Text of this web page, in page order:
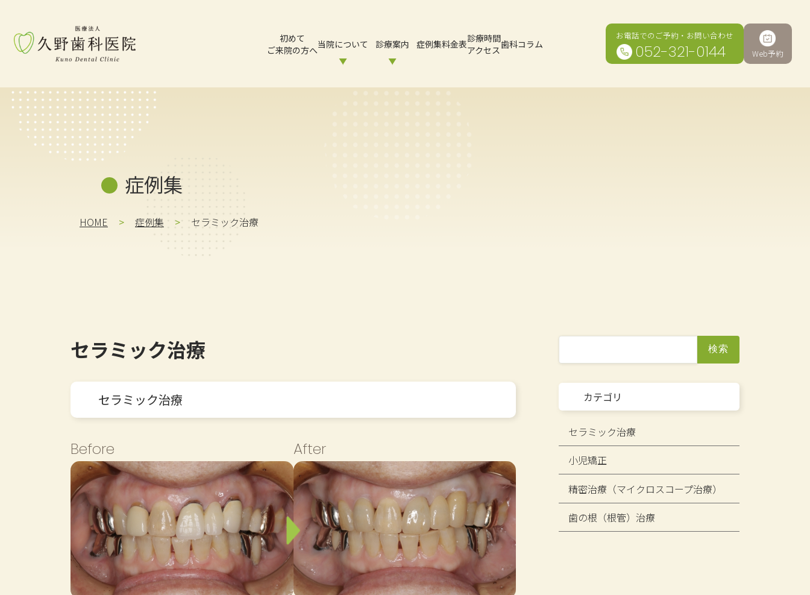
初めて
ご来院の方へ当院について 診療案内 症例集料金表診療時間
アクセス歯科コラム
お電話でのご予約・お問い合わせ
052-321-0144
グ
ー
リ
Web予約
グ
ー
リ
症例集
HOME 症例集 セラミック治療
セラミック治療
セラミック治療
Before After
カテゴリ
セラミック治療
小児矯正
精密治療（マイクロスコープ治療）
歯の​根​（根管）​治療